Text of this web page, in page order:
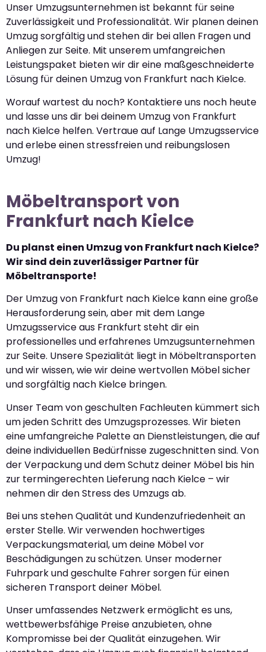
Unser Umzugsunternehmen ist bekannt für seine
Zuverlässigkeit und Professionalität. Wir planen deinen
Umzug sorgfältig und stehen dir bei allen Fragen und
Anliegen zur Seite. Mit unserem umfangreichen
Leistungspaket bieten wir dir eine maßgeschneiderte
Lösung für deinen Umzug von Frankfurt nach Kielce.
Worauf wartest du noch? Kontaktiere uns noch heute
und lasse uns dir bei deinem Umzug von Frankfurt
nach Kielce helfen. Vertraue auf Lange Umzugsservice
und erlebe einen stressfreien und reibungslosen
Umzug!
Möbeltransport von
Frankfurt nach Kielce
Du planst einen Umzug von Frankfurt nach Kielce?
Wir sind dein zuverlässiger Partner für
Möbeltransporte!
Der Umzug von Frankfurt nach Kielce kann eine große
Herausforderung sein, aber mit dem Lange
Umzugsservice aus Frankfurt steht dir ein
professionelles und erfahrenes Umzugsunternehmen
zur Seite. Unsere Spezialität liegt in Möbeltransporten
und wir wissen, wie wir deine wertvollen Möbel sicher
und sorgfältig nach Kielce bringen.
Unser Team von geschulten Fachleuten kümmert sich
um jeden Schritt des Umzugsprozesses. Wir bieten
eine umfangreiche Palette an Dienstleistungen, die auf
deine individuellen Bedürfnisse zugeschnitten sind. Von
der Verpackung und dem Schutz deiner Möbel bis hin
zur termingerechten Lieferung nach Kielce – wir
nehmen dir den Stress des Umzugs ab.
Bei uns stehen Qualität und Kundenzufriedenheit an
erster Stelle. Wir verwenden hochwertiges
Verpackungsmaterial, um deine Möbel vor
Beschädigungen zu schützen. Unser moderner
Fuhrpark und geschulte Fahrer sorgen für einen
sicheren Transport deiner Möbel.
Unser umfassendes Netzwerk ermöglicht es uns,
wettbewerbsfähige Preise anzubieten, ohne
Kompromisse bei der Qualität einzugehen. Wir